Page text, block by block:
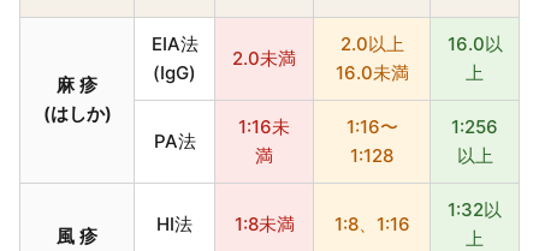
麻 疹
(はしか)
EIA法
(IgG)
2.0未満
2.0以上
16.0未満
16.0以
上
PA法
1:16未
満
1:16〜
1:128
1:256
以上
風 疹
HI法 1:8未満 1:8、1:16
1:32以
上